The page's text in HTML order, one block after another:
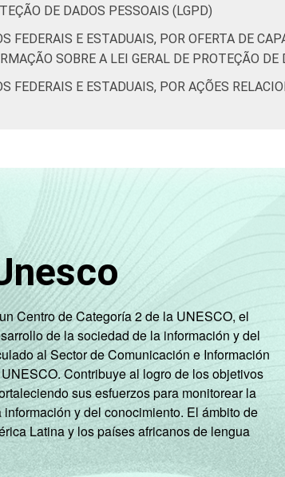
DE DADOS PESSOAIS (LGPD)
FEDERAIS E ESTADUAIS, POR OFERTA DE
SOBRE A LEI GERAL DE PROTEÇÃO
FEDERAIS E ESTADUAIS, POR AÇÕES
Centro de Categoría 2 de la UNESCO, el
de la sociedad de la información y del
al Sector de Comunicación e Información
Contribuye al logro de los objetivos
sus esfuerzos para monitorear la
y del conocimiento. El ámbito de
Latina y los países africanos de lengua